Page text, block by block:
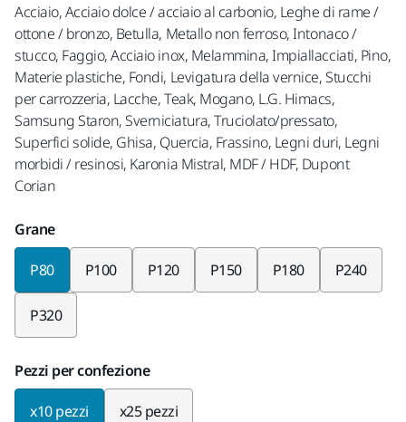
Acciaio, Acciaio dolce / acciaio al carbonio, Leghe di rame /
ottone / bronzo, Betulla, Metallo non ferroso, Intonaco /
stucco, Faggio, Acciaio inox, Melammina, Impiallacciati, Pino,
Materie plastiche, Fondi, Levigatura della vernice, Stucchi
per carrozzeria, Lacche, Teak, Mogano, L.G. Himacs,
Samsung Staron, Sverniciatura, Truciolato/pressato,
Superfici solide, Ghisa, Quercia, Frassino, Legni duri, Legni
morbidi / resinosi, Karonia Mistral, MDF / HDF, Dupont
Corian
Grane
P80 P100 P120 P150 P180 P240
P320
Pezzi per confezione
x10 pezzi x25 pezzi